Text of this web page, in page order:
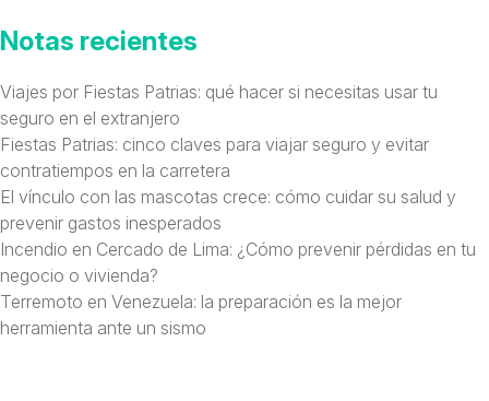
Notas recientes
Viajes por Fiestas Patrias: qué hacer si necesitas usar tu
seguro en el extranjero
Fiestas Patrias: cinco claves para viajar seguro y evitar
contratiempos en la carretera
El vínculo con las mascotas crece: cómo cuidar su salud y
prevenir gastos inesperados
Incendio en Cercado de Lima: ¿Cómo prevenir pérdidas en tu
negocio o vivienda?
Terremoto en Venezuela: la preparación es la mejor
herramienta ante un sismo